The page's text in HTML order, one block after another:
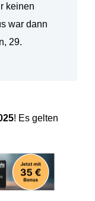
keinen
war dann
29.
! Es gelten